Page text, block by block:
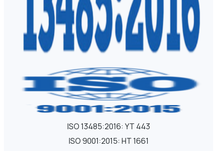
ISO 13485:2016: YT 443
ISO 9001:2015: HT 1661